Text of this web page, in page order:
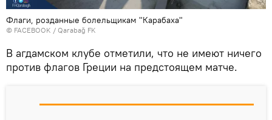
Флаги, розданные болельщикам "Карабаха"
© FACEBOOK / Qarabağ FK
В агдамском клубе отметили, что не имеют ничего
против флагов Греции на предстоящем матче.